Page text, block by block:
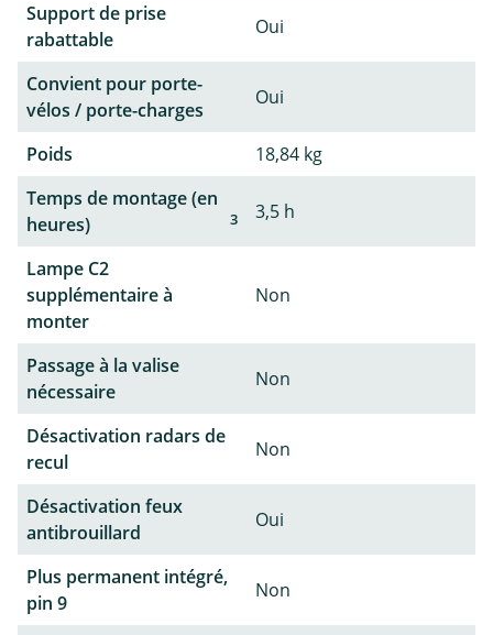
Support de prise
rabattable
Oui
Convient pour porte-
vélos / porte-charges
Oui
Poids
18,84 kg
Temps de montage (en
heures)
3 3,5 h
Lampe C2
supplémentaire à
monter
Non
Passage à la valise
nécessaire
Non
Désactivation radars de
recul
Non
Désactivation feux
antibrouillard
Oui
Plus permanent intégré,
pin 9
Non